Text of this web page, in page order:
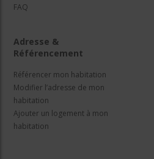
FAQ
Adresse &
Référencement
Référencer mon habitation
Modifier l’adresse de mon
habitation
Ajouter un logement à mon
habitation